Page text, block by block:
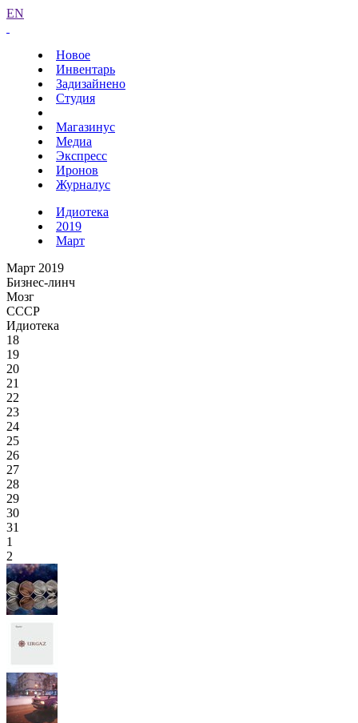
EN
Новое
Инвентарь
Задизайнено
Студия
Магазинус
Медиа
Экспресс
Иронов
Журналус
Идиотека
2019
Март
Март 2019
Бизнес-линч
Мозг
СССР
Идиотека
18
19
20
21
22
23
24
25
26
27
28
29
30
31
1
2